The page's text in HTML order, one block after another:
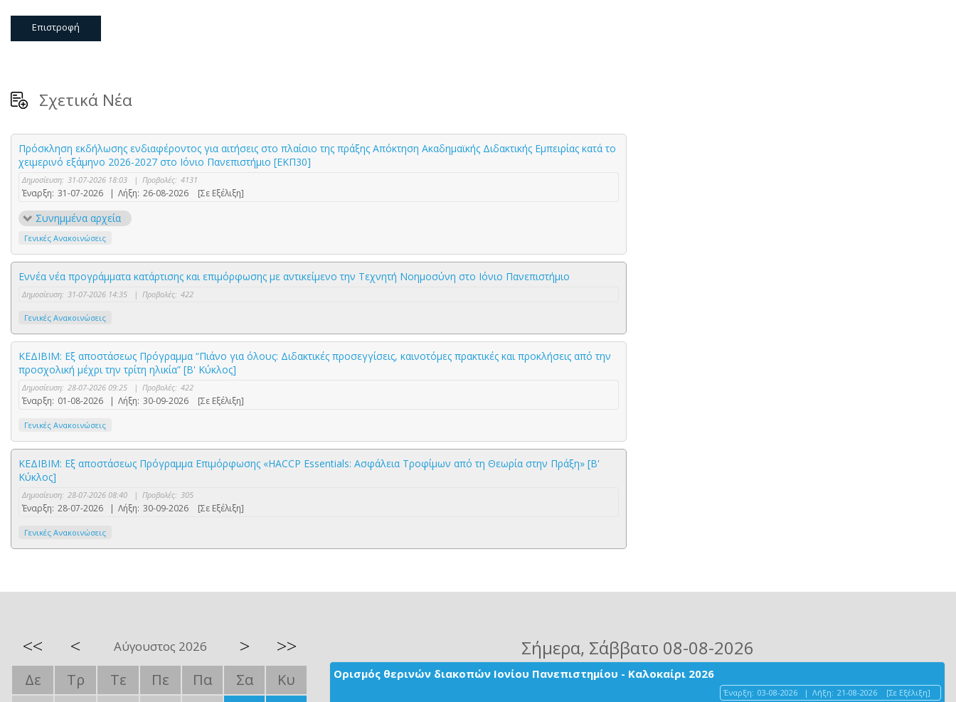
Επιστροφή
Σχετικά Νέα
Πρόσκληση εκδήλωσης ενδιαφέροντος για αιτήσεις στο πλαίσιο της πράξης Απόκτηση Ακαδημαϊκής Διδακτικής Εμπειρίας κατά το
χειμερινό εξάμηνο 2026-2027 στο Ιόνιο Πανεπιστήμιο [ΕΚΠ30]
Δημοσίευση: 31-07-2026 18:03 | Προβολές: 4131
Έναρξη: 31-07-2026 | Λήξη: 26-08-2026 [Σε Εξέλιξη]
Συνημμένα αρχεία
Γενικές Ανακοινώσεις
Εννέα νέα προγράμματα κατάρτισης και επιμόρφωσης με αντικείμενο την Τεχνητή Νοημοσύνη στο Ιόνιο Πανεπιστήμιο
Δημοσίευση: 31-07-2026 14:35 | Προβολές: 422
Γενικές Ανακοινώσεις
ΚΕΔΙΒΙΜ: Εξ αποστάσεως Πρόγραμμα “Πιάνο για όλους: Διδακτικές προσεγγίσεις, καινοτόμες πρακτικές και προκλήσεις από την
προσχολική μέχρι την τρίτη ηλικία” [Β' Κύκλος]
Δημοσίευση: 28-07-2026 09:25 | Προβολές: 422
Έναρξη: 01-08-2026 | Λήξη: 30-09-2026 [Σε Εξέλιξη]
Γενικές Ανακοινώσεις
ΚΕΔΙΒΙΜ: Εξ αποστάσεως Πρόγραμμα Επιμόρφωσης «HACCP Essentials: Ασφάλεια Τροφίμων από τη Θεωρία στην Πράξη» [Β'
Κύκλος]
Δημοσίευση: 28-07-2026 08:40 | Προβολές: 305
Έναρξη: 28-07-2026 | Λήξη: 30-09-2026 [Σε Εξέλιξη]
Γενικές Ανακοινώσεις
<< < Αύγουστος 2026 > >>
Δε Τρ Τε Πε Πα Σα
Κυ
Σήμερα, Σάββατο 08-08-2026
Ορισμός θερινών διακοπών Ιονίου Πανεπιστημίου - Καλοκαίρι 2026
Έναρξη: 03-08-2026 | Λήξη: 21-08-2026 [Σε Εξέλιξη]